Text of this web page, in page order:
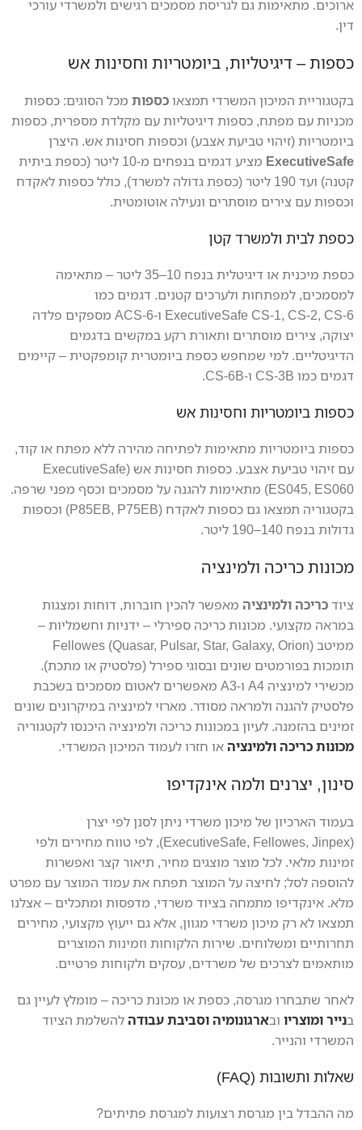
ארוכים. מתאימות גם לגריסת מסמכים רגישים ולמשרדי עורכי
דין.
כספות – דיגיטליות, ביומטריות וחסינות אש
בקטגוריית המיכון המשרדי תמצאוכספות מכל הסוגים: כספות
מכניות עם מפתח, כספות דיגיטליות עם מקלדת מספרית, כספות
ביומטריות (זיהוי טביעת אצבע) וכספות חסינות אש. היצרן
ExecutiveSafe
מציע דגמים בנפחים מ-10 ליטר (כספת ביתית
קטנה) ועד 190 ליטר (כספת גדולה למשרד), כולל כספות לאקדח
וכספות עם צירים מוסתרים ונעילה אוטומטית.
כספת לבית ולמשרד קטן
כספת מיכנית או דיגיטלית בנפח 10–35 ליטר – מתאימה
למסמכים, למפתחות ולערכים קטנים. דגמים כמו
ExecutiveSafe CS-1, CS-2, CS-6 ו-ACS-6 מספקים פלדה
יצוקה, צירים מוסתרים ותאורת רקע במקשים בדגמים
הדיגיטליים. למי שמחפש כספת ביומטרית קומפקטית – קיימים
דגמים כמו CS-3B ו-CS-6B.
כספות ביומטריות וחסינות אש
כספות ביומטריות מתאימות לפתיחה מהירה ללא מפתח או קוד,
עם זיהוי טביעת אצבע. כספות חסינות אש (ExecutiveSafe
ES045, ES060) מתאימות להגנה על מסמכים וכסף מפני שרפה.
בקטגוריה תמצאו גם כספות לאקדח (P85EB, P75EB) וכספות
גדולות בנפח 140–190 ליטר.
מכונות כריכה ולמינציה
ציודכריכה ולמינציה מאפשר להכין חוברות, דוחות ומצגות
במראה מקצועי. מכונות כריכה ספירלי – ידניות וחשמליות –
ממיטב Fellowes (Quasar, Pulsar, Star, Galaxy, Orion)
תומכות בפורמטים שונים ובסוגי ספירל (פלסטיק או מתכת).
מכשירי למינציה A4 ו-A3 מאפשרים לאטום מסמכים בשכבת
פלסטיק להגנה ולמראה מסודר. מארזי למינציה במיקרונים שונים
זמינים בהזמנה. לעיון במכונות כריכה ולמינציה היכנסו לקטגוריה
מכונות כריכה ולמינציהאו חזרו לעמוד המיכון המשרדי.
סינון, יצרנים ולמה אינקדיפו
בעמוד הארכיון של מיכון משרדי ניתן לסנן לפי יצרן
(ExecutiveSafe, Fellowes, Jinpex), לפי טווח מחירים ולפי
זמינות מלאי. לכל מוצר מוצגים מחיר, תיאור קצר ואפשרות
להוספה לסל; לחיצה על המוצר תפתח את עמוד המוצר עם מפרט
מלא. אינקדיפו מתמחה בציוד משרדי, מדפסות ומתכלים – אצלנו
תמצאו לא רק מיכון משרדי מגוון, אלא גם ייעוץ מקצועי, מחירים
תחרותיים ומשלוחים. שירות הלקוחות וזמינות המוצרים
מותאמים לצרכים של משרדים, עסקים ולקוחות פרטיים.
לאחר שתבחרו מגרסה, כספת או מכונת כריכה – מומלץ לעיין גם
בנייר ומוצריו ובארגונומיה וסביבת עבודהלהשלמת הציוד
המשרדי והנייר.
שאלות ותשובות (FAQ)
מה ההבדל בין מגרסת רצועות למגרסת פתיתים?